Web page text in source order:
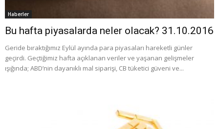
Haberler
Bu hafta piyasalarda neler olacak? 31.10.2016
Geride bıraktığımız Eylül ayında para piyasaları hareketli günler
geçirdi. Geçtiğimiz hafta açıklanan veriler ve yaşanan gelişmeler
ışığında; ABD’nin dayanıklı mal siparişi, CB tüketici güveni ve...